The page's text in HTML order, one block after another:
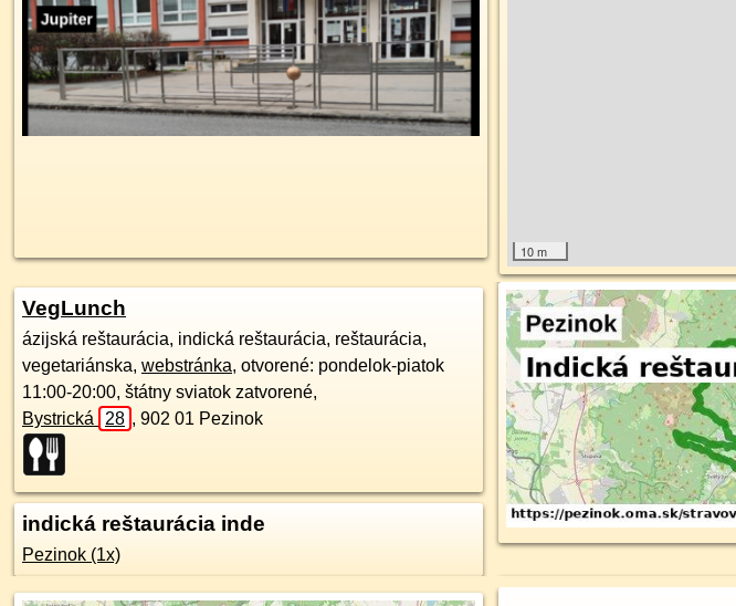
10 m
VegLunch
ázijská reštaurácia, indická reštaurácia, reštaurácia,
vegetariánska, webstránka, otvorené: pondelok-piatok
11:00-20:00, štátny sviatok zatvorené,
Bystrická
28 , 902 01 Pezinok
indická reštaurácia inde
Pezinok (1x)